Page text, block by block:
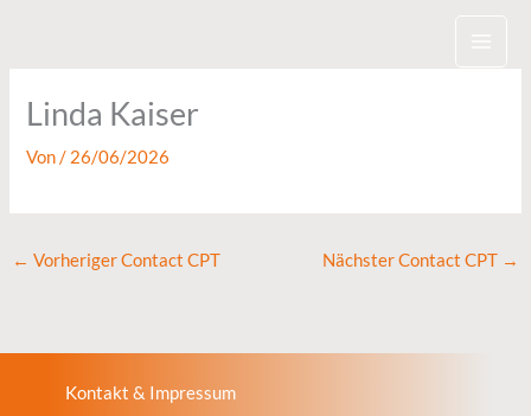
Linda Kaiser
Von/ 26/06/2026
← Vorheriger Contact CPT Nächster Contact CPT →
Kontakt & Impressum